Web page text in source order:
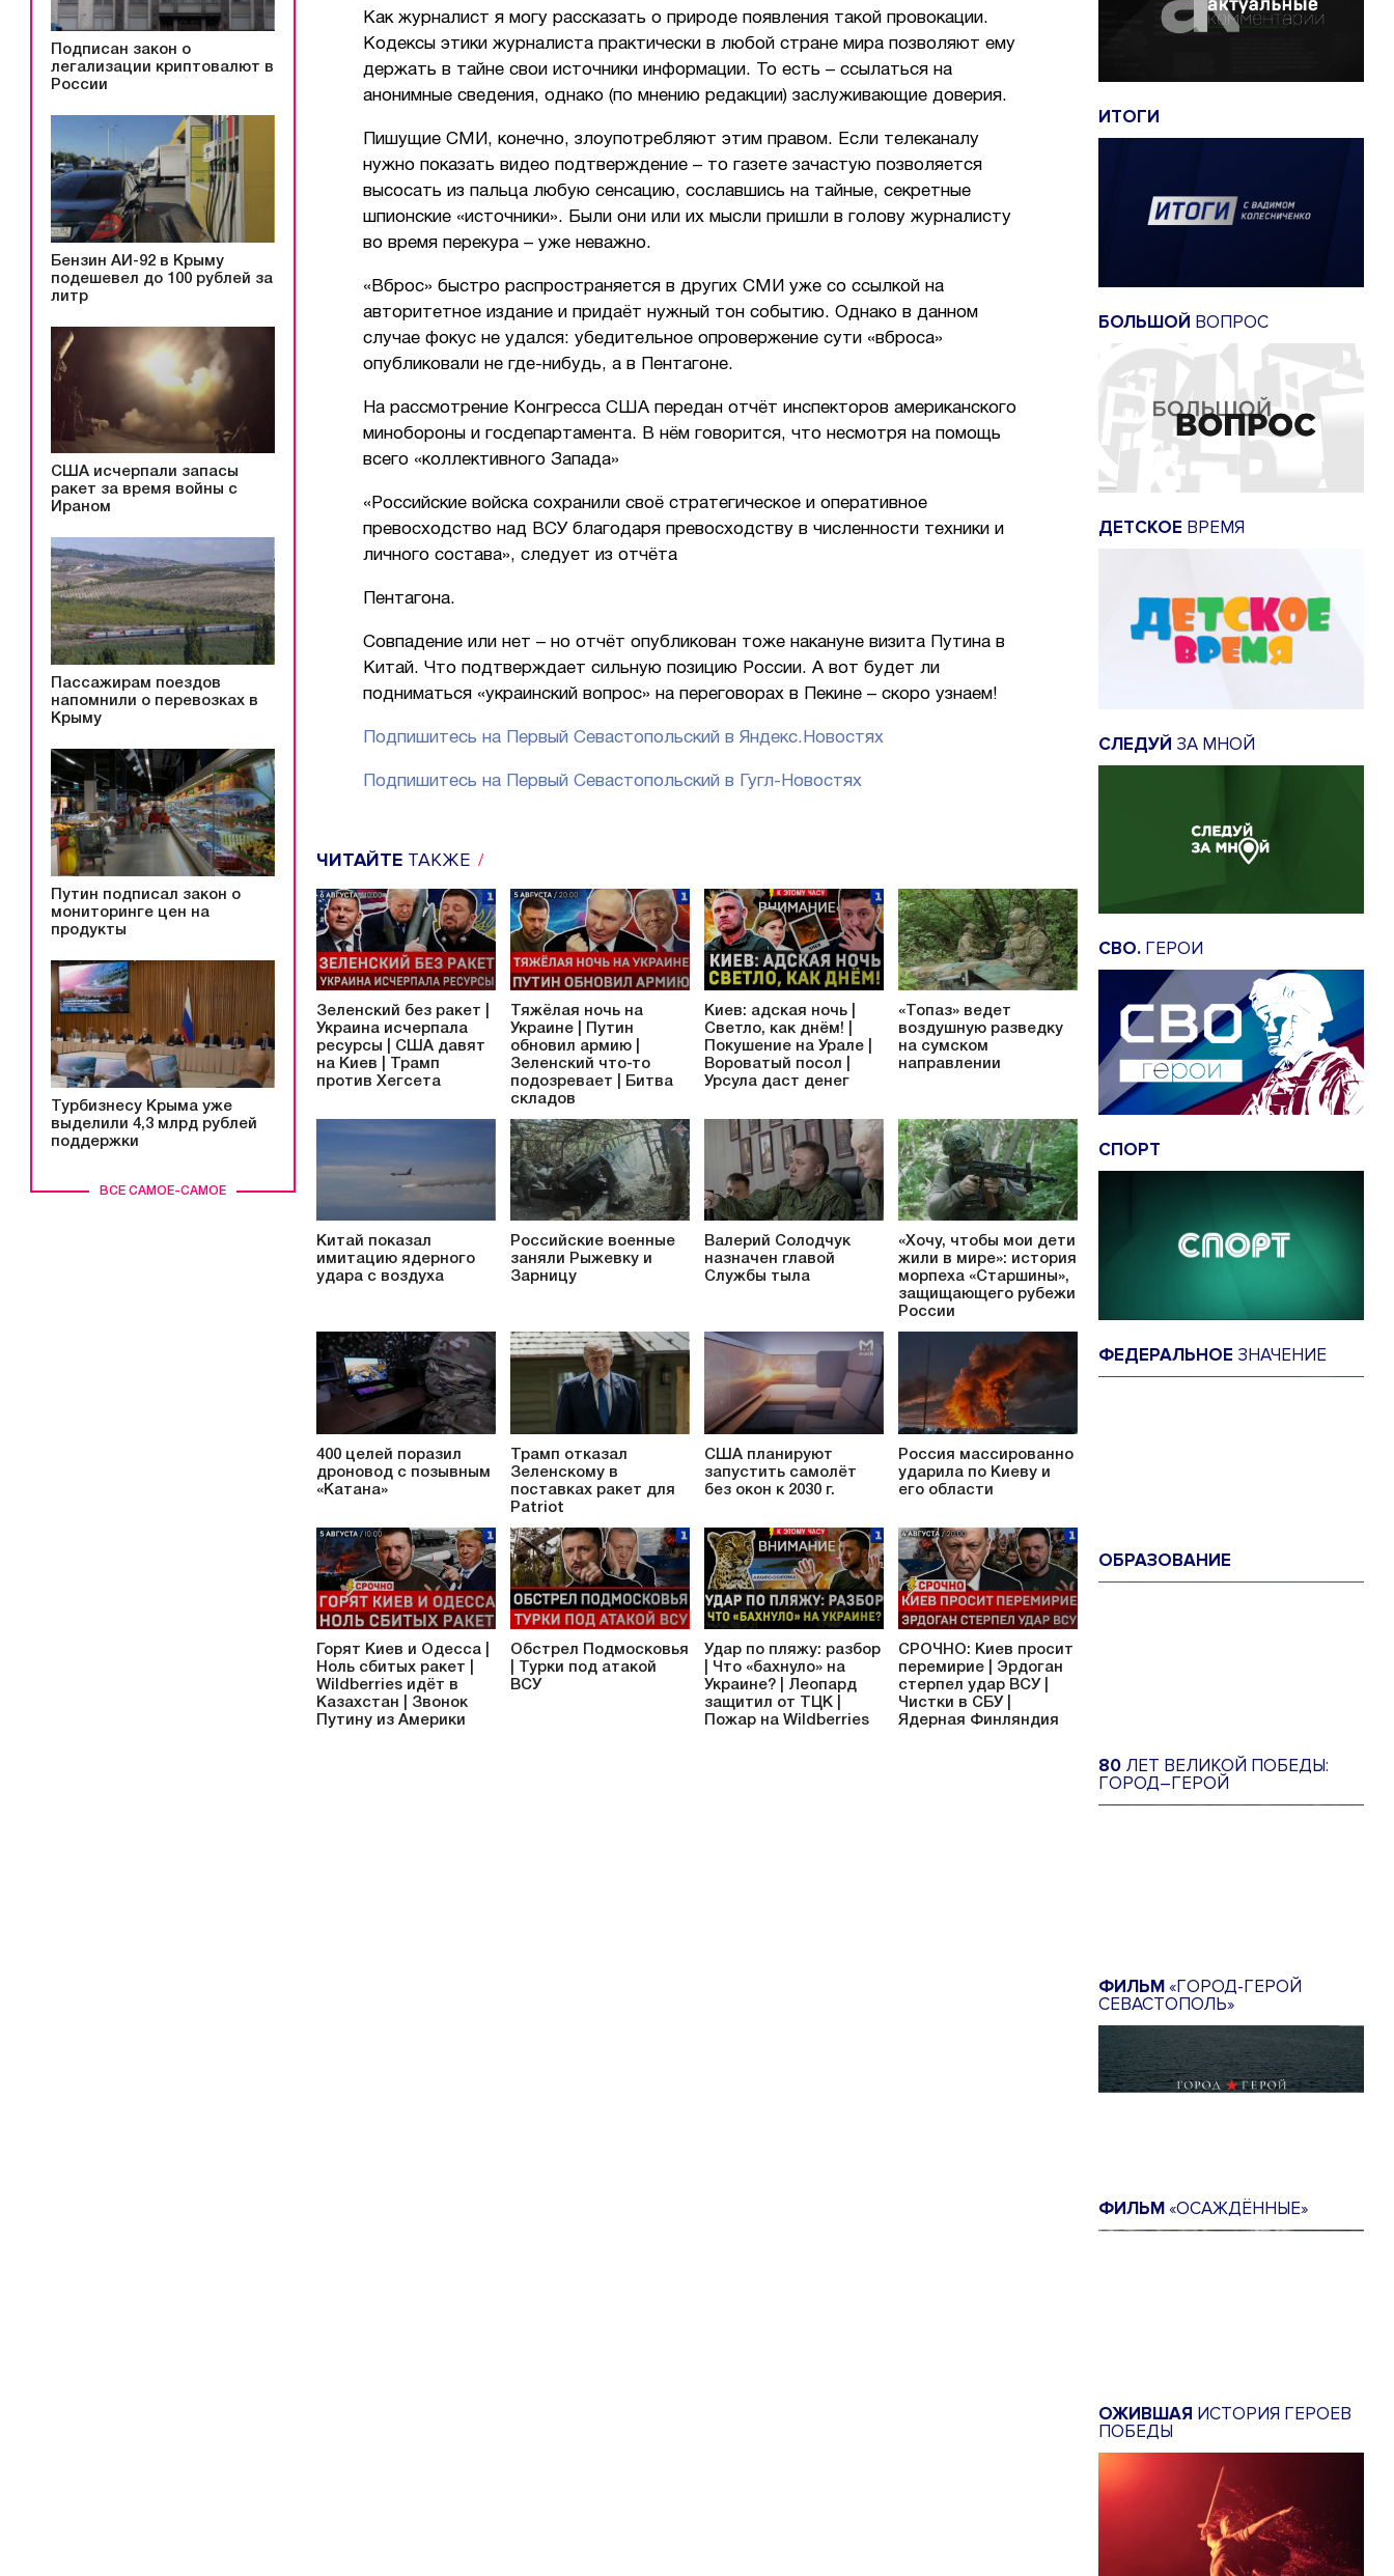
ВСЕ САМОЕ-САМОЕ
Подписан закон о
легализации криптовалют в
России
Бензин АИ-92 в Крыму
подешевел до 100 рублей за
литр
США исчерпали запасы
ракет за время войны с
Ираном
Пассажирам поездов
напомнили о перевозках в
Крыму
Путин подписал закон о
мониторинге цен на
продукты
Турбизнесу Крыма уже
выделили 4,3 млрд рублей
поддержки
Как журналист я могу рассказать о природе появления такой провокации.
Кодексы этики журналиста практически в любой стране мира позволяют ему
держать в тайне свои источники информации. То есть – ссылаться на
анонимные сведения, однако (по мнению редакции) заслуживающие доверия.
Пишущие СМИ, конечно, злоупотребляют этим правом. Если телеканалу
нужно показать видео подтверждение – то газете зачастую позволяется
высосать из пальца любую сенсацию, сославшись на тайные, секретные
шпионские «источники». Были они или их мысли пришли в голову журналисту
во время перекура – уже неважно.
«Вброс» быстро распространяется в других СМИ уже со ссылкой на
авторитетное издание и придаёт нужный тон событию. Однако в данном
случае фокус не удался: убедительное опровержение сути «вброса»
опубликовали не где-нибудь, а в Пентагоне.
На рассмотрение Конгресса США передан отчёт инспекторов американского
минобороны и госдепартамента. В нём говорится, что несмотря на помощь
всего «коллективного Запада»
«Российские войска сохранили своё стратегическое и оперативное
превосходство над ВСУ благодаря превосходству в численности техники и
личного состава», следует из отчёта
Пентагона.
Совпадение или нет – но отчёт опубликован тоже накануне визита Путина в
Китай. Что подтверждает сильную позицию России. А вот будет ли
подниматься «украинский вопрос» на переговорах в Пекине – скоро узнаем!
Подпишитесь на Первый Севастопольский в Яндекс.Новостях
Подпишитесь на Первый Севастопольский в Гугл-Новостях
ЧИТАЙТЕ ТАКЖЕ
Зеленский без ракет |
Украина исчерпала
ресурсы | США давят
на Киев | Трамп
против Хегсета
Тяжёлая ночь на
Украине | Путин
обновил армию |
Зеленский что-то
подозревает | Битва
складов
Киев: адская ночь |
Светло, как днём! |
Покушение на Урале |
Вороватый посол |
Урсула даст денег
«Топаз» ведет
воздушную разведку
на сумском
направлении
Китай показал
имитацию ядерного
удара с воздуха
Российские военные
заняли Рыжевку и
Зарницу
Валерий Солодчук
назначен главой
Службы тыла
«Хочу, чтобы мои дети
жили в мире»: история
морпеха «Старшины»,
защищающего рубежи
России
400 целей поразил
дроновод с позывным
«Катана»
Трамп отказал
Зеленскому в
поставках ракет для
Patriot
США планируют
запустить самолёт
без окон к 2030 г.
Россия массированно
ударила по Киеву и
его области
Горят Киев и Одесса |
Ноль сбитых ракет |
Wildberries идёт в
Казахстан | Звонок
Путину из Америки
Обстрел Подмосковья
| Турки под атакой
ВСУ
Удар по пляжу: разбор
| Что «бахнуло» на
Украине? | Леопард
защитил от ТЦК |
Пожар на Wildberries
СРОЧНО: Киев просит
перемирие | Эрдоган
стерпел удар ВСУ |
Чистки в СБУ |
Ядерная Финляндия
ИТОГИ
БОЛЬШОЙ ВОПРОС
ДЕТСКОЕ ВРЕМЯ
СЛЕДУЙ ЗА МНОЙ
СВО. ГЕРОИ
СПОРТ
ФЕДЕРАЛЬНОЕ ЗНАЧЕНИЕ
ОБРАЗОВАНИЕ
80 ЛЕТ ВЕЛИКОЙ ПОБЕДЫ:
ГОРОД–ГЕРОЙ
ФИЛЬМ«ГОРОД-ГЕРОЙ
СЕВАСТОПОЛЬ»
ФИЛЬМ«ОСАЖДЁННЫЕ»
ОЖИВШАЯ ИСТОРИЯ ГЕРОЕВ
ПОБЕДЫ